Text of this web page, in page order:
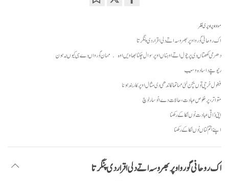
facebook
مواد اوپر اوپری نظر
اک روحانی گورو اوپر بھروسہ اتے دلی اقرار دی پنگرتا
دھرمی لکھتاں دی پرچول اتے اوہناں اوپر سوال چکنا بھاویں اوہ مہان گورواں دے ہی کیوں نہ ہون
رنپوچے دا سادہ وسیب
فضول خرچی توں بچن لئی مہاتما گاندھی دی مثال اوپر کار بند ہونا
متواتر، پرخلوص عبادت، حالات دے انوسار لوچ
اپنی ذاتی عبادت نوں لُکا کے رکھنا
اپنے اُتم گناں نوں لُکا کے رکھنا
اک روحانی گورو اوپر بھروسہ اتے دلی اقرار دی پنگرتا